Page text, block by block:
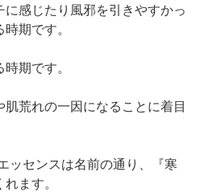
感じたり風邪を引きやすかっ
期です。
期です。
肌荒れの一因になることに着目
ッセンスは名前の通り、『寒
ます。